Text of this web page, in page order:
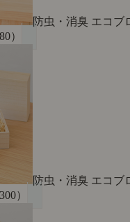
防虫・消臭 エコブ
）
防虫・消臭 エコブ
）